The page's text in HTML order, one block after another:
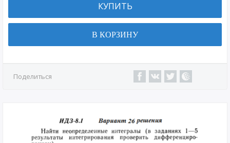
КУПИТЬ
В КОРЗИНУ
Поделиться